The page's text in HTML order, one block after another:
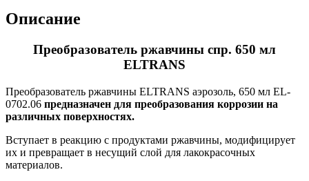
Описание
Преобразователь ржавчины спр. 650 мл
ELTRANS
Преобразователь ржавчины ELTRANS аэрозоль, 650 мл EL-
0702.06 предназначен для преобразования коррозии на
различных поверхностях.
Вступает в реакцию с продуктами ржавчины, модифицирует
их и превращает в несущий слой для лакокрасочных
материалов.